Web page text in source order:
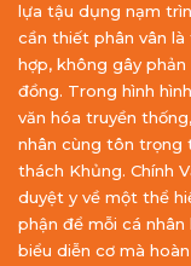
lựa tậu dụng nạm
cần thiết phân vân
hợp, không gây
đồng. Trong hình
văn hóa truyền
nhân cùng tôn trọng
thách Khủng. Chính
duyệt y về một thể
phận để mỗi cá
biểu diễn cơ mà